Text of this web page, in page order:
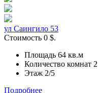
ул Саингило 53
Стоимость 0 $.
Площадь 64 кв.м
Количество комнат 2
Этаж 2/5
Подробнее